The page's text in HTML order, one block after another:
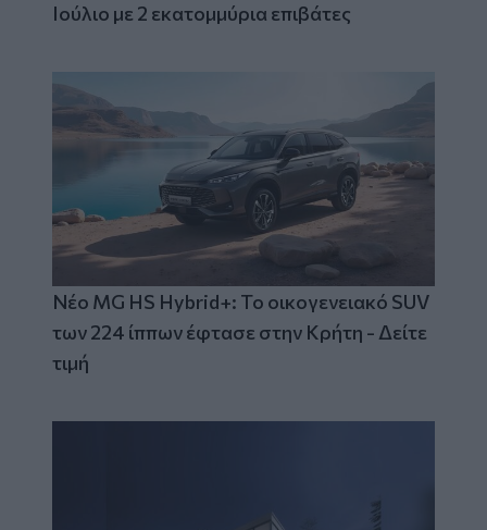
Ιούλιο με 2 εκατομμύρια επιβάτες
Νέο MG HS Hybrid+: Το οικογενειακό SUV
των 224 ίππων έφτασε στην Κρήτη - Δείτε
τιμή